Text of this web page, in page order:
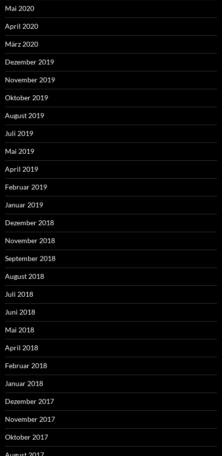
Mai 2020
April 2020
März 2020
Dezember 2019
November 2019
Oktober 2019
August 2019
Juli 2019
Mai 2019
April 2019
Februar 2019
Januar 2019
Dezember 2018
November 2018
September 2018
August 2018
Juli 2018
Juni 2018
Mai 2018
April 2018
Februar 2018
Januar 2018
Dezember 2017
November 2017
Oktober 2017